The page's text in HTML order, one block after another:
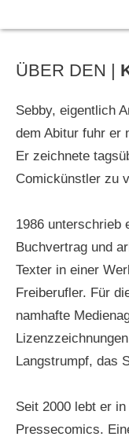
ÜBER DEN |
Sebby, eigentlich
dem Abitur fuhr er
Er zeichnete
Comickünstler zu
1986 unterschrieb
Buchvertrag und
Texter in einer
Freiberufler. Für
namhafte
Langstrumpf, das
Seit 2000 lebt er
Pressecomics.